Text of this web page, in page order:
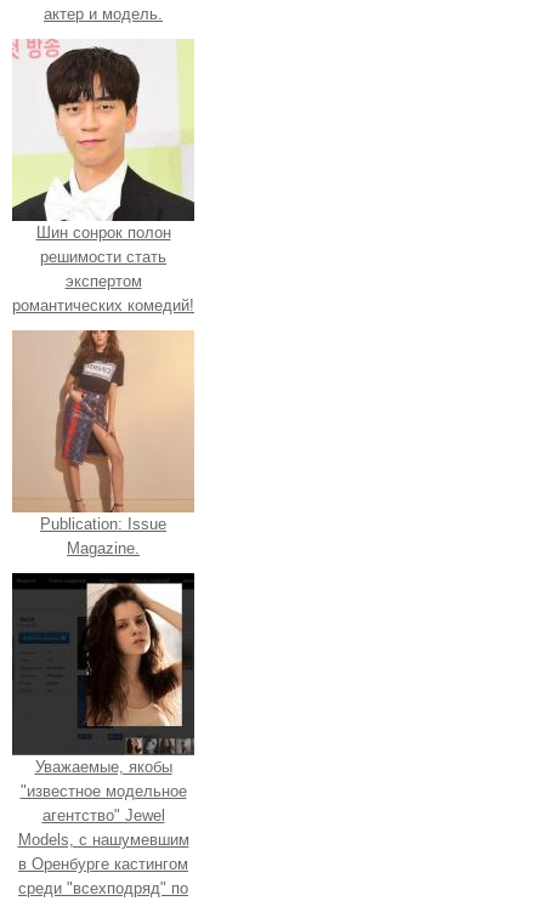
актер и модель.
Шин сонрок полон
решимости стать
экспертом
романтических комедий!
Publication: Issue
Magazine.
Уважаемые, якобы
"известное модельное
агентство" Jewel
Models, с нашумевшим
в Оренбурге кастингом
среди "всехподряд" по